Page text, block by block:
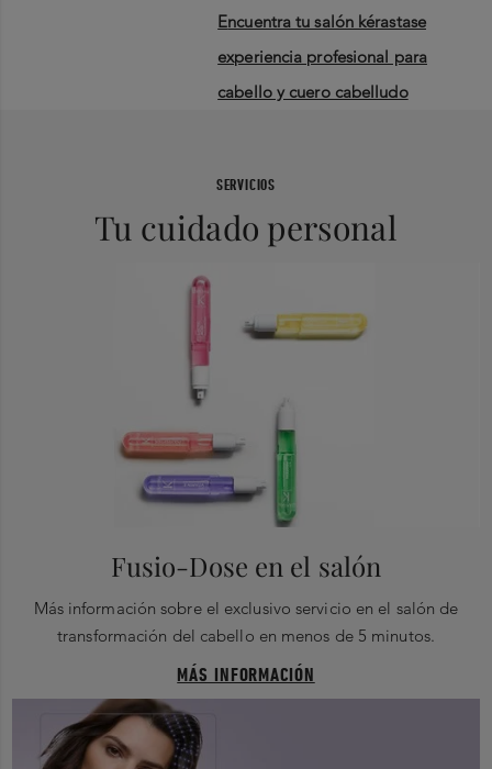
encuentra tu salón kérastase
experiencia profesional para
cabello y cuero cabelludo
SERVICIOS
Tu cuidado personal
Fusio-Dose en el salón
Más información sobre el exclusivo servicio en el salón de
transformación del cabello en menos de 5 minutos.
MÁS INFORMACIÓN